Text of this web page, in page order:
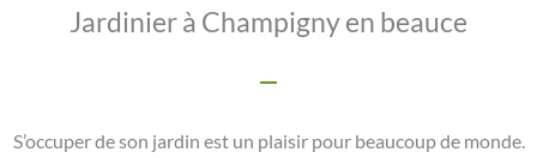
Jardinier à Champigny en beauce
S’occuper de son jardin est un plaisir pour beaucoup de monde.